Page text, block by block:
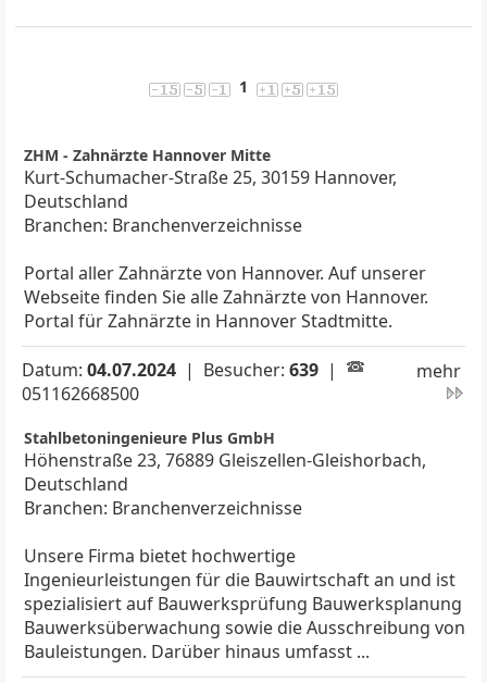
1
ZHM - Zahnärzte Hannover Mitte
Kurt-Schumacher-Straße 25, 30159 Hannover,
Deutschland
Branchen: Branchenverzeichnisse
Portal aller Zahnärzte von Hannover. Auf unserer
Webseite finden Sie alle Zahnärzte von Hannover.
Portal für Zahnärzte in Hannover Stadtmitte.
Datum: 04.07.2024| Besucher: 639|
051162668500
mehr
Stahlbetoningenieure Plus GmbH
Höhenstraße 23, 76889 Gleiszellen-Gleishorbach,
Deutschland
Branchen: Branchenverzeichnisse
Unsere Firma bietet hochwertige
Ingenieurleistungen für die Bauwirtschaft an und ist
spezialisiert auf Bauwerksprüfung Bauwerksplanung
Bauwerksüberwachung sowie die Ausschreibung von
Bauleistungen. Darüber hinaus umfasst ...